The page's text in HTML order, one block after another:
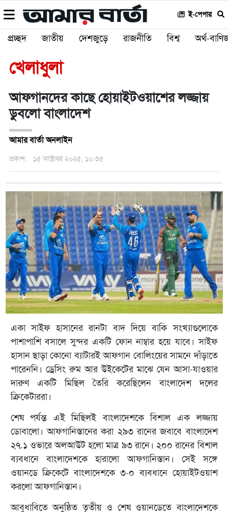
ই-পেপার
প্রচ্ছদ জাতীয় দেশজুড়ে রাজনীতি বিশ্ব অর্থ-
খেলাধুলা
আফগানদের কাছে হোয়াইটওয়াশের লজ্জায়
ডুবলো বাংলাদেশ
আমার বার্তা অনলাইন
প্রকাশ: ১৫ অক্টোবর ২০২৫, ১০:৩৫
একা সাইফ হাসানের রানটা বাদ দিয়ে বাকি সংখ্যাগুলোকে
পাশাপাশি বসালে সুন্দর একটি ফোন নাম্বার হয়ে যাবে। সাইফ
হাসান ছাড়া কোনো ব্যাটারই আফগান বোলিংয়ের সামনে দাঁড়াতে
পারেননি। ড্রেসিং রুম আর উইকেটের মাঝে যেন আসা-যাওয়ার
দারুণ একটি মিছিল তৈরি করেছিলেন বাংলাদেশ দলের
ক্রিকেটাররা।
শেষ পর্যন্ত এই মিছিলই বাংলাদেশকে বিশাল এক লজ্জায়
ডোবালো। আফগানিস্তানের করা ২৯৩ রানের জবাবে বাংলাদেশ
২৭.১ ওভারে অলআউট হলো মাত্র ৯৩ রানে। ২০০ রানের বিশাল
ব্যবধানে বাংলাদেশকে হারালো আফগানিস্তান। সেই সঙ্গে
ওয়ানডে ক্রিকেটে বাংলাদেশকে ৩-০ ব্যবধানে হোয়াইটওয়াশ
করলো আফগানিস্তান।
আবুধাবিতে অনুষ্ঠিত তৃতীয় ও শেষ ওয়ানডেতে বাংলাদেশকে